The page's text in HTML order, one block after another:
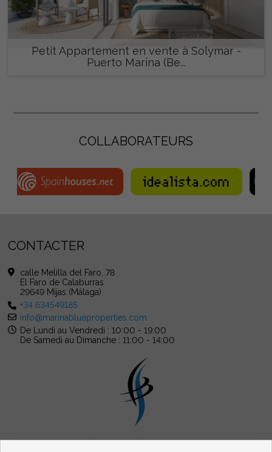
Petit Appartement en vente à Solymar -
Puerto Marina (Be...
COLLABORATEURS
CONTACTER
calle Melilla del Faro, 78
El Faro de Calaburras
29649 Mijas (Málaga)
+34 634549185
info@marinablueproperties.com
De Lundi au Vendredi : 10:00 - 19:00
De Samedi au Dimanche : 11:00 - 14:00